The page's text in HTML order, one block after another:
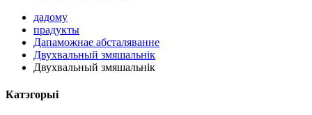
дадому
прадукты
Дапаможнае абсталяванне
Двухвальный змяшальнік
Двухвальный змяшальнік
Катэгорыі